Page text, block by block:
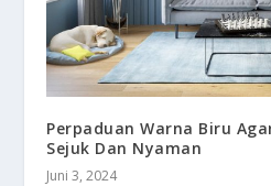
Perpaduan Warna Biru
Sejuk Dan Nyaman
Juni 3, 2024